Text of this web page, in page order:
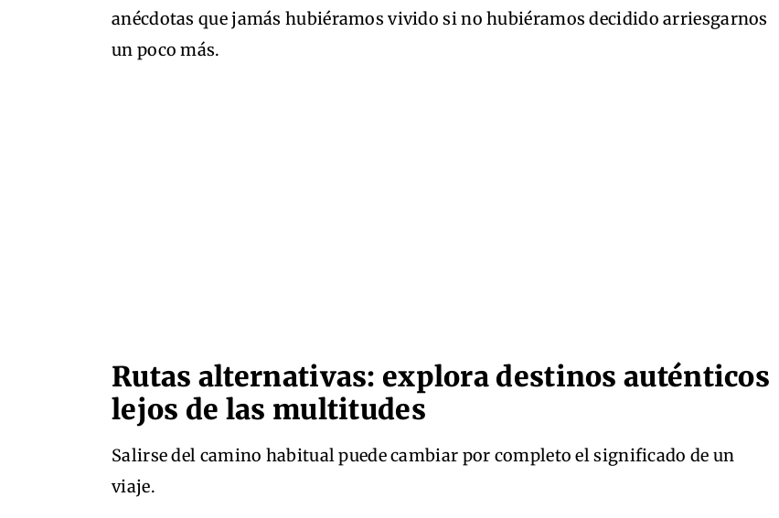
anécdotas que jamás hubiéramos vivido si no hubiéramos decidido arriesgarnos
un poco más.
Rutas alternativas: explora destinos auténticos
lejos de las multitudes
Salirse del camino habitual puede cambiar por completo el significado de un
viaje.